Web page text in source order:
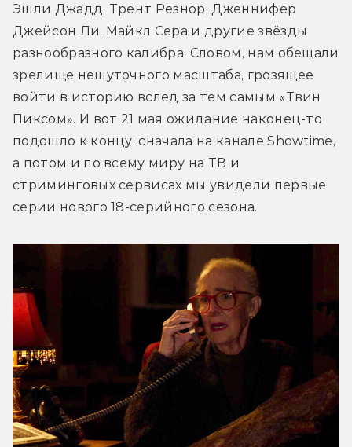
Эшли Джадд, Трент Резнор, Дженнифер
Джейсон Ли, Майкл Сера и другие звёзды
разнообразного калибра. Словом, нам обещали
зрелище нешуточного масштаба, грозящее
войти в историю вслед за тем самым «Твин
Пиксом». И вот 21 мая ожидание наконец-то
подошло к концу: сначала на канале Showtime,
а потом и по всему миру на ТВ и
стриминговых сервисах мы увидели первые
серии нового 18-серийного сезона.